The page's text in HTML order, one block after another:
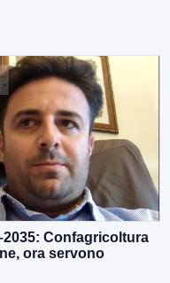
Confagricoltura
ora servono